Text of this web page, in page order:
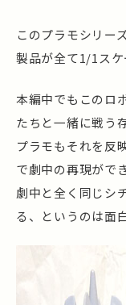
このプラモシリー
製品が全て1/1スケ
本編中でもこのロ
たちと一緒に戦う
プラモもそれを反
で劇中の再現がで
劇中と全く同じシ
る、というのは面